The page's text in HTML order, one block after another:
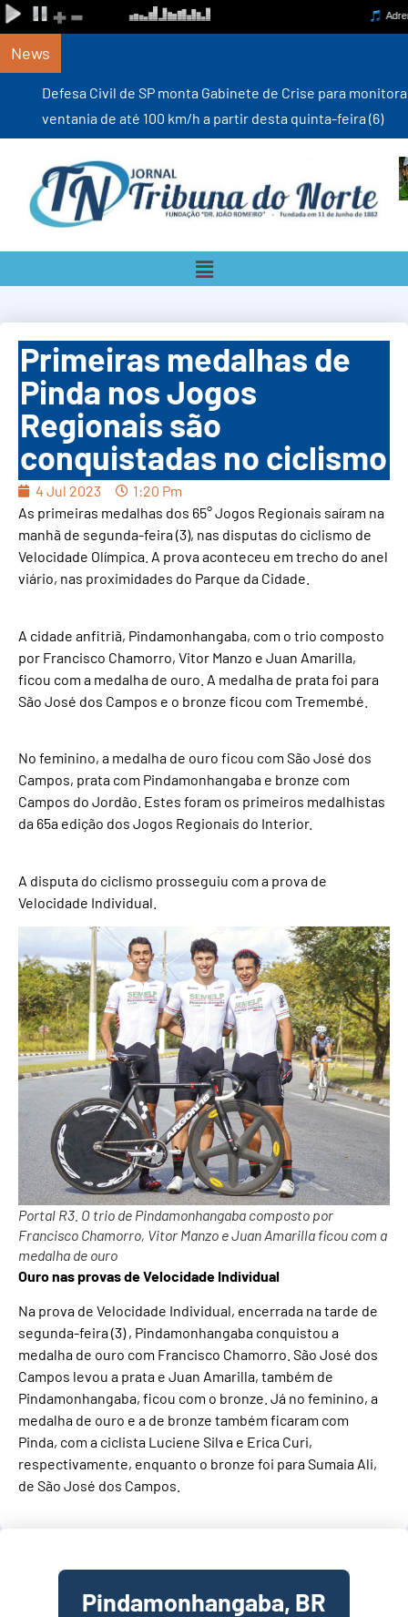
News
Defesa Civil de SP monta Gabinete de Crise para monitorar
ventania de até 100 km/h a partir desta quinta-feira (6)
Primeiras medalhas de
Pinda nos Jogos
Regionais são
conquistadas no ciclismo
4 Jul 2023
1:20 Pm
As primeiras medalhas dos 65° Jogos Regionais saíram na
manhã de segunda-feira (3), nas disputas do ciclismo de
Velocidade Olímpica. A prova aconteceu em trecho do anel
viário, nas proximidades do Parque da Cidade.
A cidade anfitriã, Pindamonhangaba, com o trio composto
por Francisco Chamorro, Vitor Manzo e Juan Amarilla,
ficou com a medalha de ouro. A medalha de prata foi para
São José dos Campos e o bronze ficou com Tremembé.
No feminino, a medalha de ouro ficou com São José dos
Campos, prata com Pindamonhangaba e bronze com
Campos do Jordão. Estes foram os primeiros medalhistas
da 65a edição dos Jogos Regionais do Interior.
A disputa do ciclismo prosseguiu com a prova de
Velocidade Individual.
Portal R3. O trio de Pindamonhangaba composto por
Francisco Chamorro, Vitor Manzo e Juan Amarilla ficou com a
medalha de ouro
Ouro nas provas de Velocidade Individual
Na prova de Velocidade Individual, encerrada na tarde de
segunda-feira (3) , Pindamonhangaba conquistou a
medalha de ouro com Francisco Chamorro. São José dos
Campos levou a prata e Juan Amarilla, também de
Pindamonhangaba, ficou com o bronze. Já no feminino, a
medalha de ouro e a de bronze também ficaram com
Pinda, com a ciclista Luciene Silva e Erica Curi,
respectivamente, enquanto o bronze foi para Sumaia Ali,
de São José dos Campos.
Pindamonhangaba, BR